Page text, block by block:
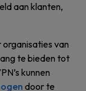
aan klanten,
van
te bieden tot
kunnen
door te